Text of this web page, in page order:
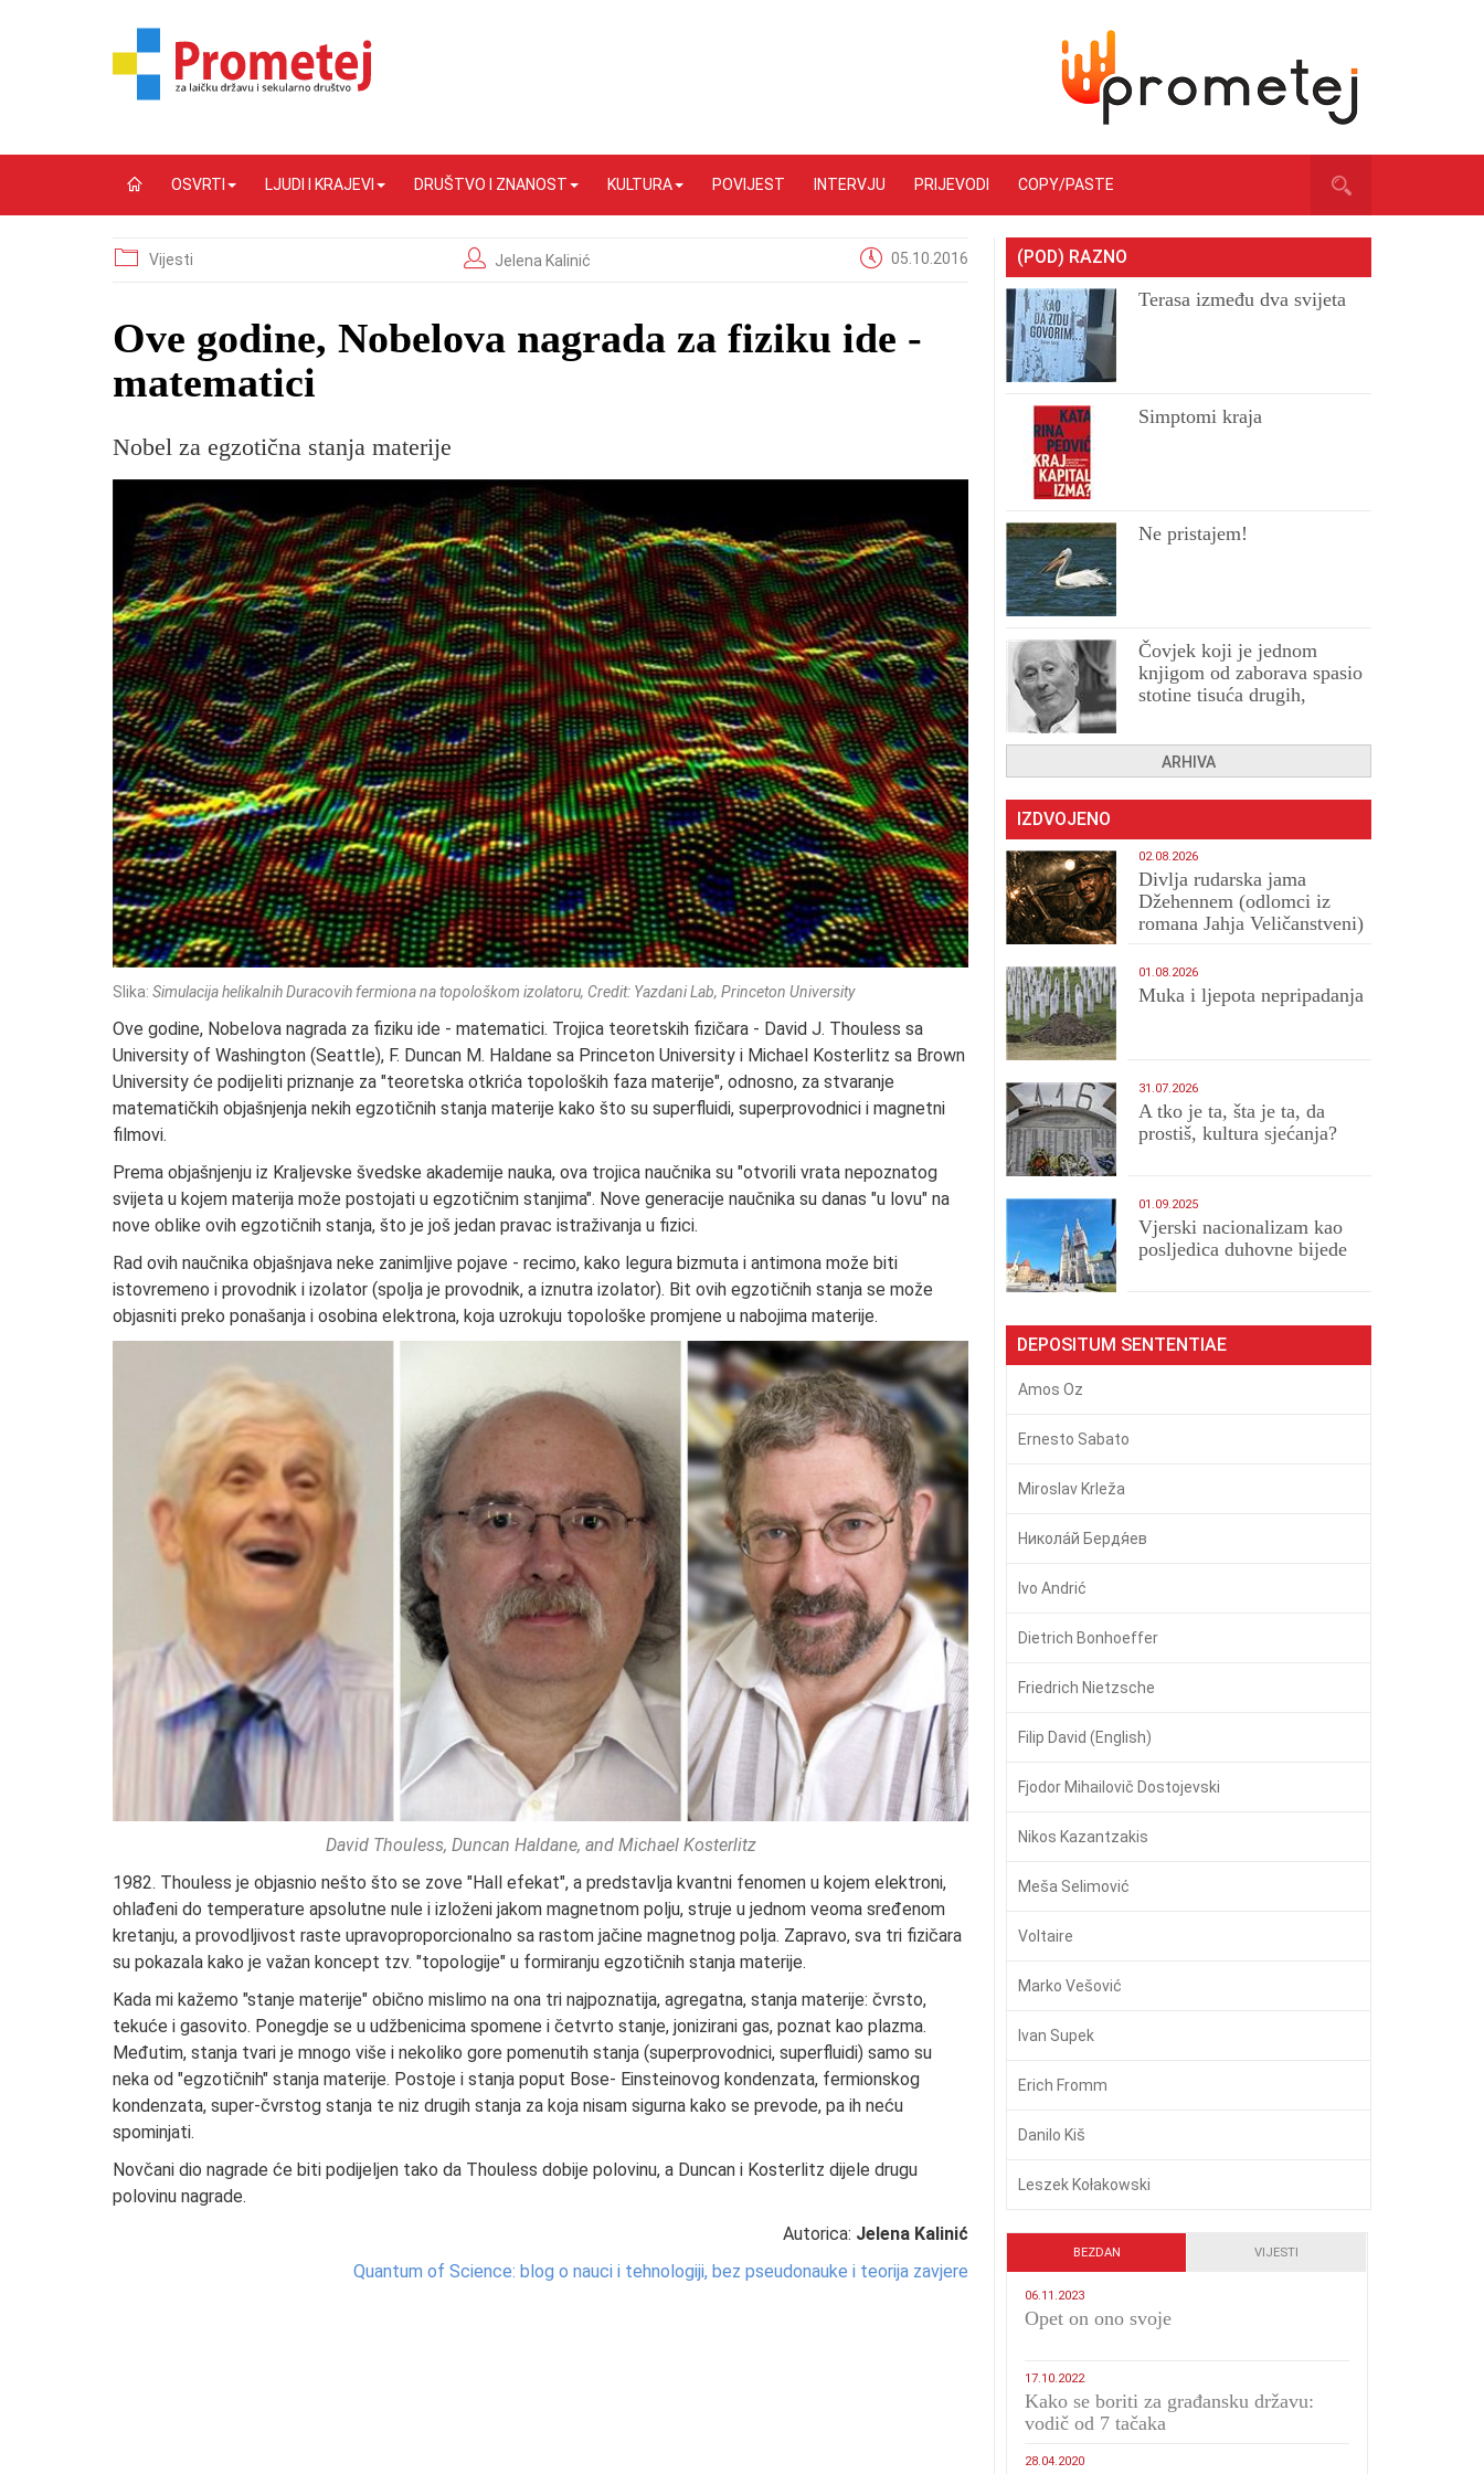
OSVRTI LJUDI I KRAJEVI DRUŠTVO I ZNANOST KULTURA POVIJEST INTERVJU PRIJEVODI COPY/PASTE
Vijesti Jelena Kalinić 05.10.2016
Ove godine, Nobelova nagrada za fiziku ide -
matematici
Nobel za egzotična stanja materije
Slika: Simulacija helikalnih Duracovih fermiona na topološkom izolatoru, Credit: Yazdani Lab, Princeton University
Ove godine, Nobelova nagrada za fiziku ide - matematici. Trojica teoretskih fizičara - David J. Thouless sa
University of Washington (Seattle), F. Duncan M. Haldane sa Princeton University i Michael Kosterlitz sa Brown
University će podijeliti priznanje za "teoretska otkrića topoloških faza materije", odnosno, za stvaranje
matematičkih objašnjenja nekih egzotičnih stanja materije kako što su superfluidi, superprovodnici i magnetni
filmovi.
Prema objašnjenju iz Kraljevske švedske akademije nauka, ova trojica naučnika su "otvorili vrata nepoznatog
svijeta u kojem materija može postojati u egzotičnim stanjima". Nove generacije naučnika su danas "u lovu" na
nove oblike ovih egzotičnih stanja, što je još jedan pravac istraživanja u fizici.
Rad ovih naučnika objašnjava neke zanimljive pojave - recimo, kako legura bizmuta i antimona može biti
istovremeno i provodnik i izolator (spolja je provodnik, a iznutra izolator). Bit ovih egzotičnih stanja se može
objasniti preko ponašanja i osobina elektrona, koja uzrokuju topološke promjene u nabojima materije.
David Thouless, Duncan Haldane, and Michael Kosterlitz
1982. Thouless je objasnio nešto što se zove "Hall efekat", a predstavlja kvantni fenomen u kojem elektroni,
ohlađeni do temperature apsolutne nule i izloženi jakom magnetnom polju, struje u jednom veoma sređenom
kretanju, a provodljivost raste upravoproporcionalno sa rastom jačine magnetnog polja. Zapravo, sva tri fizičara
su pokazala kako je važan koncept tzv. "topologije" u formiranju egzotičnih stanja materije.
Kada mi kažemo "stanje materije" obično mislimo na ona tri najpoznatija, agregatna, stanja materije: čvrsto,
tekuće i gasovito. Ponegdje se u udžbenicima spomene i četvrto stanje, jonizirani gas, poznat kao plazma.
Međutim, stanja tvari je mnogo više i nekoliko gore pomenutih stanja (superprovodnici, superfluidi) samo su
neka od "egzotičnih" stanja materije. Postoje i stanja poput Bose- Einsteinovog kondenzata, fermionskog
kondenzata, super-čvrstog stanja te niz drugih stanja za koja nisam sigurna kako se prevode, pa ih neću
spominjati.
Novčani dio nagrade će biti podijeljen tako da Thouless dobije polovinu, a Duncan i Kosterlitz dijele drugu
polovinu nagrade.
Autorica: Jelena Kalinić
Quantum of Science: blog o nauci i tehnologiji, bez pseudonauke i teorija zavjere
(POD) RAZNO
Terasa između dva svijeta
Simptomi kraja
Ne pristajem!
Čovjek koji je jednom
knjigom od zaborava spasio
stotine tisuća drugih,
ARHIVA
IZDVOJENO
02.08.2026
Divlja rudarska jama
Džehennem (odlomci iz
romana Jahja Veličanstveni)
01.08.2026
Muka i ljepota nepripadanja
31.07.2026
A tko je ta, šta je ta, da
prostiš, kultura sjećanja?
01.09.2025
​Vjerski nacionalizam kao
posljedica duhovne bijede
DEPOSITUM SENTENTIAE
Amos Oz
Ernesto Sabato
Miroslav Krleža
Никола́й Бердя́ев
Ivo Andrić
Dietrich Bonhoeffer
Friedrich Nietzsche
Filip David (English)
Fjodor Mihailovič Dostojevski
Nikos Kazantzakis
Meša Selimović
Voltaire
Marko Vešović
Ivan Supek
Erich Fromm
Danilo Kiš
Leszek Kołakowski
BEZDAN VIJESTI
06.11.2023
​Opet on ono svoje
17.10.2022
Kako se boriti za građansku državu:
vodič od 7 tačaka
28.04.2020